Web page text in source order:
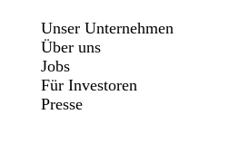
Unser Unternehmen
Über uns
Jobs
Für Investoren
Presse